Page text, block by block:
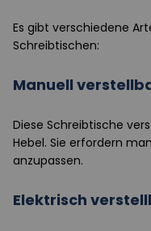
Es gibt verschiedene
Schreibtischen:
Manuell
Diese Schreibtische
Hebel. Sie erfordern
anzupassen.
Elektrisch